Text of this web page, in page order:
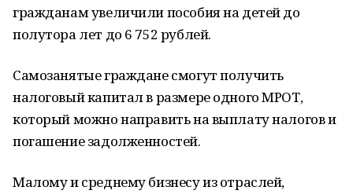
гражданам увеличили пособия на детей до
полутора лет до 6 752 рублей.
Самозанятые граждане смогут получить
налоговый капитал в размере одного МРОТ,
который можно направить на выплату налогов и
погашение задолженностей.
Малому и среднему бизнесу из отраслей,